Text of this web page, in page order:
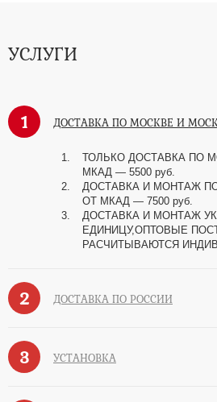
УСЛУГИ
1 ДОСТАВКА ПО МОСКВЕ И
ТОЛЬКО ДОСТАВКА ПО
МКАД — 5500 руб.
ДОСТАВКА И МОНТАЖ
ОТ МКАД — 7500 руб.
ДОСТАВКА И МОНТАЖ
ЕДИНИЦУ,ОПТОВЫЕ
РАСЧИТЫВАЮТСЯ
2 ДОСТАВКА ПО РОССИИ
3 УСТАНОВКА